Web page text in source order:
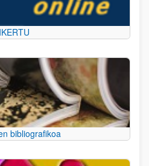
IKERTU
bibliografikoa